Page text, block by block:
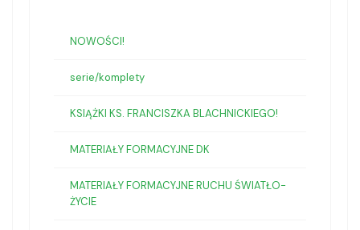
NOWOŚCI!
serie/komplety
KSIĄŻKI KS. FRANCISZKA BLACHNICKIEGO!
MATERIAŁY FORMACYJNE DK
MATERIAŁY FORMACYJNE RUCHU ŚWIATŁO-
ŻYCIE